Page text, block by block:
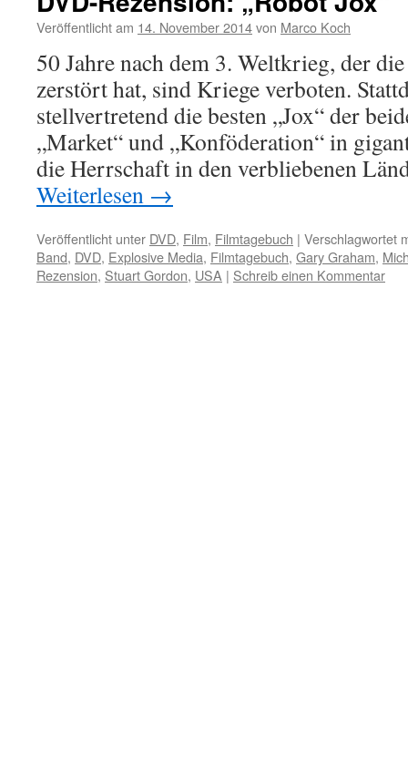
Veröffentlicht am 14. November 2014von Marco Koch
50 Jahre nach dem 3. Weltkrieg, der
zerstört hat, sind Kriege verboten.
stellvertretend die besten „Jox“ der
„Market“ und „Konföderation“ in
die Herrschaft in den verbliebenen
Weiterlesen →
Veröffentlicht unter DVD, Film, Filmtagebuch | Verschlagwortet
Band, DVD, Explosive Media, Filmtagebuch, Gary Graham,
Rezension, Stuart Gordon, USA | Schreib einen Kommentar